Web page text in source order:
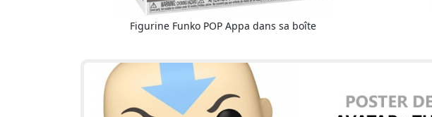
Figurine Funko POP Appa dans sa boîte